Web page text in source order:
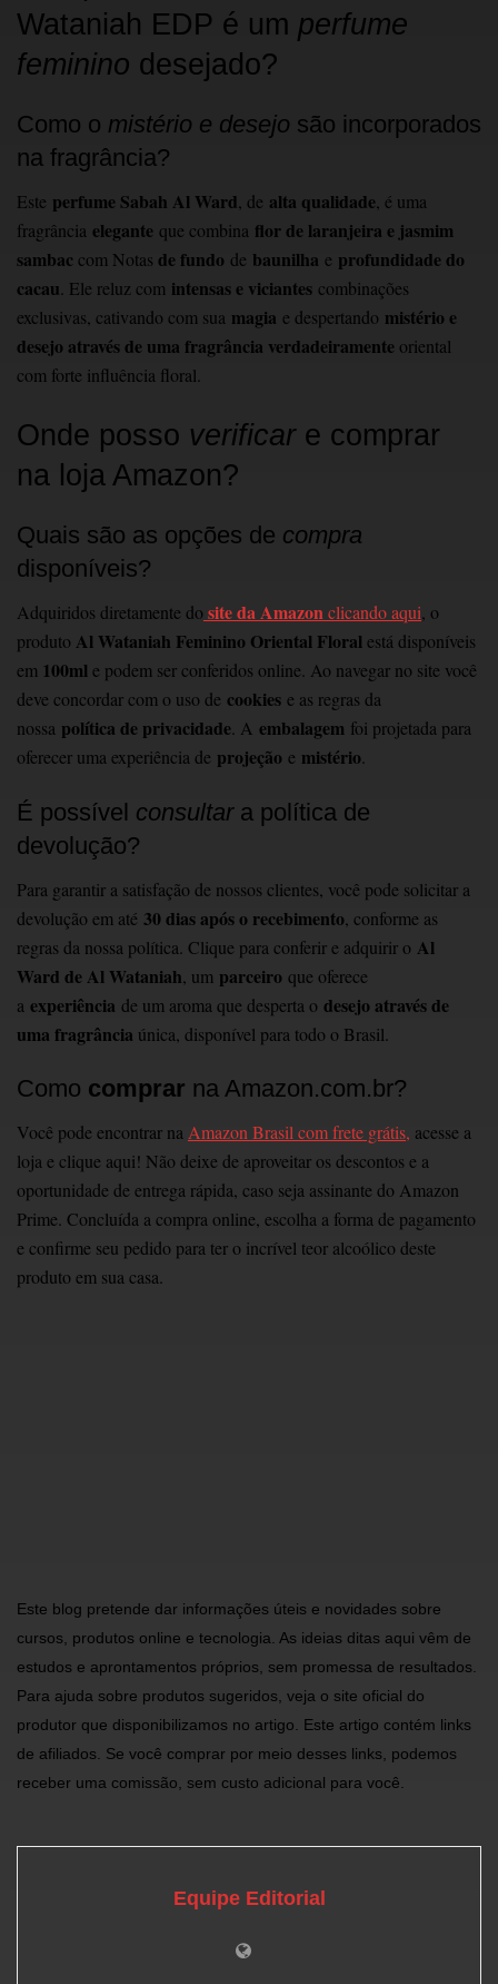
Wataniah EDP é um perfume
feminino desejado?
Como o mistério e desejo são incorporados
na fragrância?
Este perfume Sabah Al Ward, de alta qualidade, é uma
fragrância elegante que combina flor de laranjeira e jasmim
sambac com Notas de fundo de baunilha e profundidade do
cacau. Ele reluz com intensas e viciantes combinações
exclusivas, cativando com sua magia e despertando mistério e
desejo através de uma fragrância verdadeiramente oriental
com forte influência floral.
Onde posso verificare comprar
na loja Amazon?
Quais são as opções de compra
disponíveis?
Adquiridos diretamente do site da Amazonclicando aqui, o
produto Al Wataniah Feminino Oriental Floralestá disponíveis
em 100mle podem ser conferidos online. Ao navegar no site você
deve concordar com o uso de cookies e as regras da
nossa política de privacidade. A embalagem foi projetada para
oferecer uma experiência de projeção e mistério.
É possível consultara política de
devolução?
Para garantir a satisfação de nossos clientes, você pode solicitar a
devolução em até 30 dias após o recebimento , conforme as
regras da nossa política. Clique para conferir e adquirir o Al
Ward de Al Wataniah , um parceiro que oferece
a experiência de um aroma que desperta o desejo através de
uma fragrância única, disponível para todo o Brasil.
Como comprar na Amazon.com.br?
Você pode encontrar na Amazon Brasil com frete grátis, acesse a
loja e clique aqui! Não deixe de aproveitar os descontos e a
oportunidade de entrega rápida, caso seja assinante do Amazon
Prime. Concluída a compra online, escolha a forma de pagamento
e confirme seu pedido para ter o incrível teor alcoólico deste
produto em sua casa.
Este blog pretende dar informações úteis e novidades sobre
cursos, produtos online e tecnologia. As ideias ditas aqui vêm de
estudos e aprontamentos próprios, sem promessa de resultados.
Para ajuda sobre produtos sugeridos, veja o site oficial do
produtor que disponibilizamos no artigo. Este artigo contém links
de afiliados. Se você comprar por meio desses links, podemos
receber uma comissão, sem custo adicional para você.
Equipe Editorial